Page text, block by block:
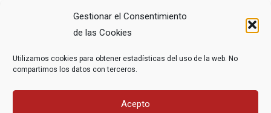
Gestionar el Consentimiento
de las Cookies
Utilizamos cookies para obtener estadísticas del uso de la web. No
compartimos los datos con terceros.
Acepto
Eventos posteriores →
2 3